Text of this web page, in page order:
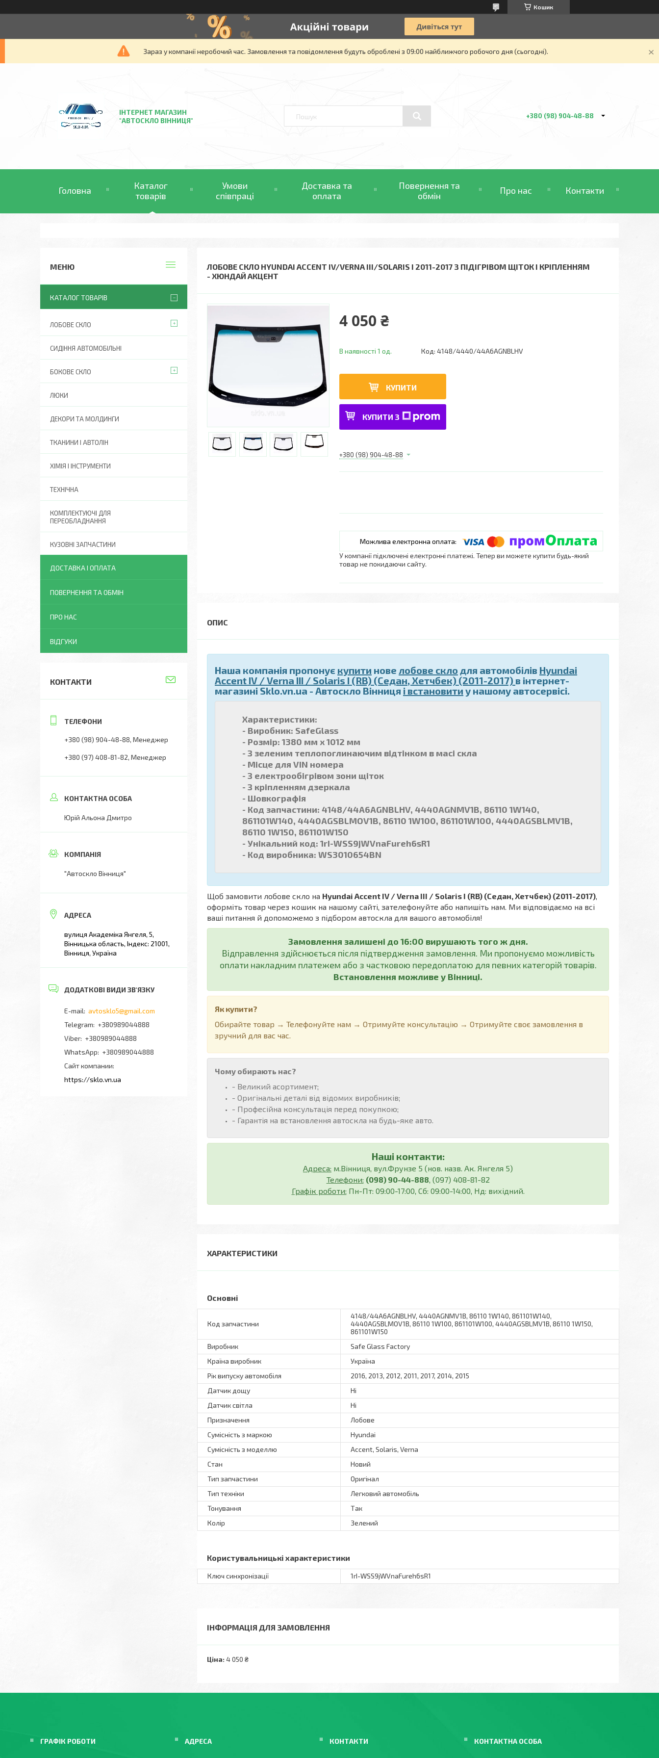
Кошик
Зараз у компанії неробочий час. Замовлення та повідомлення будуть оброблені з 09:00 найближчого робочого дня (сьогодні).
ІНТЕРНЕТ МАГАЗИН
"АВТОСКЛО ВІННИЦЯ"
+380 (98) 904-48-88
Головна
Каталог
товарів
Умови
співпраці
Доставка та
оплата
Повернення та
обмін
Про нас Контакти
ЛОБОВЕ СКЛО HYUNDAI ACCENT IV/VERNA III/SOLARIS I 2011-2017 З ПІДІГРІВОМ ЩІТОК І КРІПЛЕННЯМ
- ХЮНДАЙ АКЦЕНТ
4 050 ₴
В наявності 1 од. Код: 4148/4440/44A6AGNBLHV
КУПИТИ
КУПИТИ З
+380 (98) 904-48-88
У компанії підключені електронні платежі. Тепер ви можете купити будь-який
товар не покидаючи сайту.
Наша компанія пропонує купити нове лобове скло для автомобілів Hyundai
Accent IV / Verna III / Solaris I (RB) (Седан, Хетчбек) (2011-2017) в інтернет-
магазині Sklo.vn.ua - Автоскло Вінниця і встановити у нашому автосервісі.
Характеристики:
- Виробник: SafeGlass
- Розмір: 1380 мм x 1012 мм
- З зеленим теплопоглинаючим відтінком в масі скла
- Місце для VIN номера
- З електрообігрівом зони щіток
- З кріпленням дзеркала
- Шовкографія
- Код запчастини: 4148/44A6AGNBLHV, 4440AGNMV1B, 86110 1W140,
861101W140, 4440AGSBLMOV1B, 86110 1W100, 861101W100, 4440AGSBLMV1B,
86110 1W150, 861101W150
- Унікальний код: 1rI-WSS9jWVnaFureh6sR1
- Код виробника: WS3010654BN
Щоб замовити лобове скло на Hyundai Accent IV / Verna III / Solaris I (RB) (Седан, Хетчбек) (2011-2017),
оформіть товар через кошик на нашому сайті, зателефонуйте або напишіть нам. Ми відповідаємо на всі
ваші питання й допоможемо з підбором автоскла для вашого автомобіля!
Замовлення залишені до 16:00 вирушають того ж дня.
Відправлення здійснюється після підтвердження замовлення. Ми пропонуємо можливість
оплати накладним платежем або з частковою передоплатою для певних категорій товарів.
Встановлення можливе у Вінниці.
Як купити?
Обирайте товар → Телефонуйте нам → Отримуйте консультацію → Отримуйте своє замовлення в
зручний для вас час.
Чому обирають нас?
- Великий асортимент;
- Оригінальні деталі від відомих виробників;
- Професійна консультація перед покупкою;
- Гарантія на встановлення автоскла на будь-яке авто.
Наші контакти:
Адреса: м.Вінниця, вул.Фрунзе 5 (нов. назв. Ак. Янгеля 5)
Телефони: (098) 90-44-888, (097) 408-81-82
Графік роботи: Пн-Пт: 09:00-17:00, Сб: 09:00-14:00, Нд: вихідний.
ХАРАКТЕРИСТИКИ
Основні
Код запчастини
4148/44A6AGNBLHV, 4440AGNMV1B, 86110 1W140, 861101W140,
4440AGSBLMOV1B, 86110 1W100, 861101W100, 4440AGSBLMV1B, 86110 1W150,
861101W150
Виробник
Safe Glass Factory
Країна виробник
Україна
Рік випуску автомобіля
2016, 2013, 2012, 2011, 2017, 2014, 2015
Датчик дощу
Ні
Датчик світла
Ні
Призначення
Лобове
Сумісність з маркою
Hyundai
Сумісність з моделлю
Accent, Solaris, Verna
Стан
Новий
Тип запчастини
Оригінал
Тип техніки
Легковий автомобіль
Тонування
Так
Колір
Зелений
Користувальницькі характеристики
Ключ синхронізації 1rI-WSS9jWVnaFureh6sR1
ІНФОРМАЦІЯ ДЛЯ ЗАМОВЛЕННЯ
Ціна: 4 050 ₴
КАТАЛОГ ТОВАРІВ
ЛОБОВЕ СКЛО
СИДІННЯ АВТОМОБІЛЬНІ
БОКОВЕ СКЛО
ЛЮКИ
ДЕКОРИ ТА МОЛДИНГИ
ТКАНИНИ І АВТОЛІН
ХІМІЯ І ІНСТРУМЕНТИ
ТЕХНІЧНА
КОМПЛЕКТУЮЧІ ДЛЯ
ПЕРЕОБЛАДНАННЯ
КУЗОВНІ ЗАПЧАСТИНИ
ДОСТАВКА І ОПЛАТА
ПОВЕРНЕННЯ ТА ОБМІН
ПРО НАС
ВІДГУКИ
КОНТАКТИ
+380 (98) 904-48-88 Менеджер
+380 (97) 408-81-82 Менеджер
Юрій Альона Дмитро
"Автоскло Вінниця"
вулиця Академіка Янгеля, 5,
Вінницька область, Індекс: 21001,
Вінниця, Україна
avtosklo5@gmail.com
+380989044888
+380989044888
+380989044888
Сайт компании
https://sklo.vn.ua
ГРАФІК РОБОТИ